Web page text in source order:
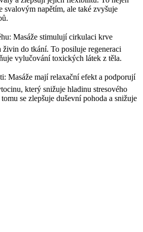
svalovým napětím, ale také zvyšuje
Masáže stimulují cirkulaci krve
do tkání. To posiluje regeneraci
vylučování toxických látek z těla.
Masáže mají relaxační efekt a podporují
který snižuje hladinu stresového
se zlepšuje duševní pohoda a snižuje